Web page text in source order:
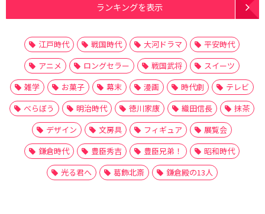
ランキングを表示
江戸時代 戦国時代 大河ドラマ
平安時代
アニメ
ロングセラー 戦国武将
スイーツ
雑学
お菓子 幕末 漫画 時代劇
テレビ
べらぼう
明治時代 徳川家康 織田信長
抹茶
デザイン
文房具 フィギュア
展覧会
鎌倉時代
豊臣秀吉 豊臣兄弟！
昭和時代
光る君へ
葛飾北斎 鎌倉殿の13人